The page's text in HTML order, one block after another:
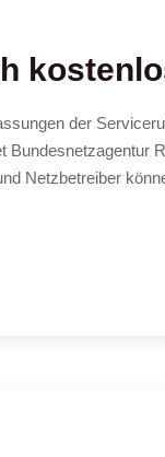
der
Netzbetreiber